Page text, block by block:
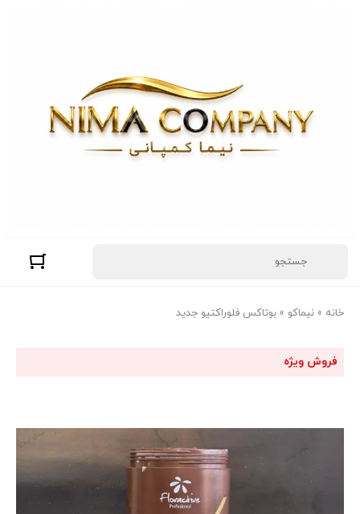
خانه » نیماکو » بوتاکس فلوراکتیو جدید
فروش ویژه